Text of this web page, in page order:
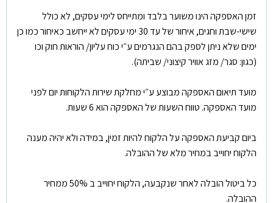
זמן האספקה הינו משוער בלבד ומתייחס לימי עסקים, לא כולל
שישי-שבת וחגים, איחור של עד 30 ימי עסקים לא ייחשב כאיחור כמו כן
ימים שלא ניתן לספק בהם הנגרמים ע״י כוח עליון/ הוראות חוק וכו
(כגון: סגר/ מזג אוויר קיצוני/ שביתה).
מועד תיאום האספקה מבוצע ע״י מחלקת שירות הלקוחות יום לפני
מועד האספקה. טווח השעות של האספקה הוא 6 שעות.
ביום קביעת האספקה על הלקוח להיות זמין, במידה ולא יהיה מענה
הלקוח יחוייב במחיר מלא של ההובלה.
כל ביטול הובלה לאחר שנקבעה, הלקוח יחוייב ב 50% ממחיר
ההובלה.